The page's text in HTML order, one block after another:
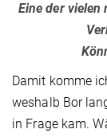
Eine der
Damit komme
weshalb Bor
in Frage kam.